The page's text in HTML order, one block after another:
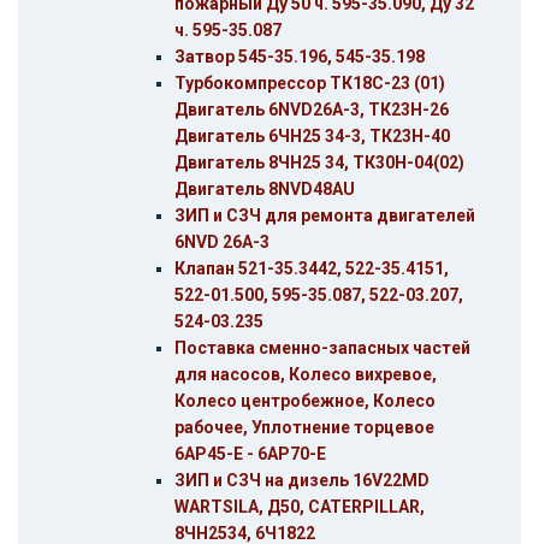
ч. 595-35.087
Затвор 545-35.196, 545-35.198
Турбокомпрессор ТК18С-23 (01)
Двигатель 6NVD26A-3, ТК23Н-26
Двигатель 6ЧН25 34-3, ТК23Н-40
Двигатель 8ЧН25 34, ТК30Н-04(02)
Двигатель 8NVD48AU
ЗИП и СЗЧ для ремонта двигателей
6NVD 26A-3
Клапан 521-35.3442, 522-35.4151,
522-01.500, 595-35.087, 522-03.207,
524-03.235
Поставка сменно-запасных частей
для насосов, Колесо вихревое,
Колесо центробежное, Колесо
рабочее, Уплотнение торцевое
6АР45-Е - 6АР70-Е
ЗИП и СЗЧ на дизель 16V22MD
WARTSILA, Д50, CATERPILLAR,
8ЧН2534, 6Ч1822